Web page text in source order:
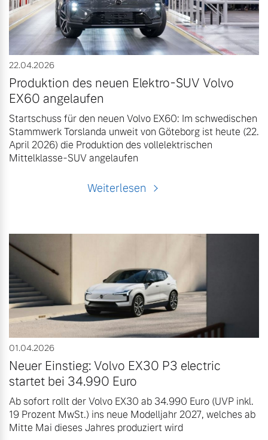
22.04.2026
Produktion des neuen Elektro-SUV Volvo
EX60 angelaufen
Startschuss für den neuen Volvo EX60: Im schwedischen
Stammwerk Torslanda unweit von Göteborg ist heute (22.
April 2026) die Produktion des vollelektrischen
Mittelklasse-SUV angelaufen
Weiterlesen
01.04.2026
Neuer Einstieg: Volvo EX30 P3 electric
startet bei 34.990 Euro
Ab sofort rollt der Volvo EX30 ab 34.990 Euro (UVP inkl.
19 Prozent MwSt.) ins neue Modelljahr 2027, welches ab
Mitte Mai dieses Jahres produziert wird